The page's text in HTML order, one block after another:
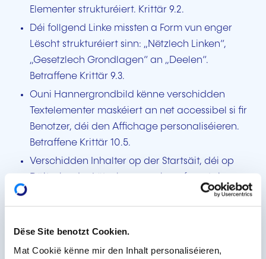
Dëse Site benotzt Cookien.
Mat Cookië kënne mir den Inhalt personaliséieren,
Elementer strukturéiert. Krittär 9.2.
Déi follgend Linke missten a Form vun enger
Lëscht strukturéiert sinn: „Nëtzlech Linken“,
„Gesetzlech Grondlagen“ an „Deelen“.
Betraffene Krittär 9.3.
Ouni Hannergrondbild kënne verschidden
Textelementer maskéiert an net accessibel si fir
Benotzer, déi den Affichage personaliséieren.
Betraffene Krittär 10.5.
Verschidden Inhalter op der Startsäit, déi op
kreéieren op Ecrane mat enger Breet vun 320
Pixel oder manner eng horizontal Bildlafläischt.